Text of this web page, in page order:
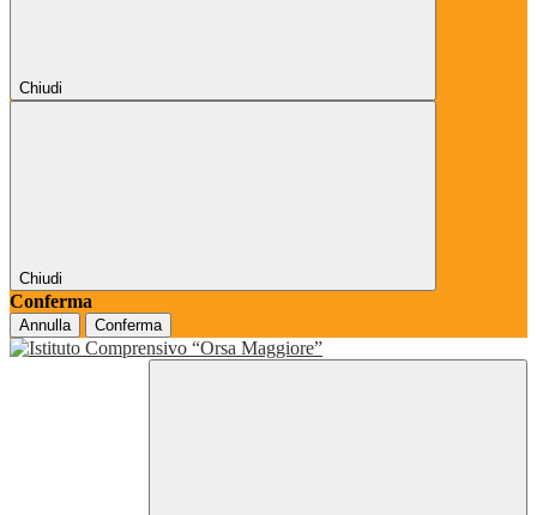
Chiudi
Chiudi
Conferma
Annulla Conferma